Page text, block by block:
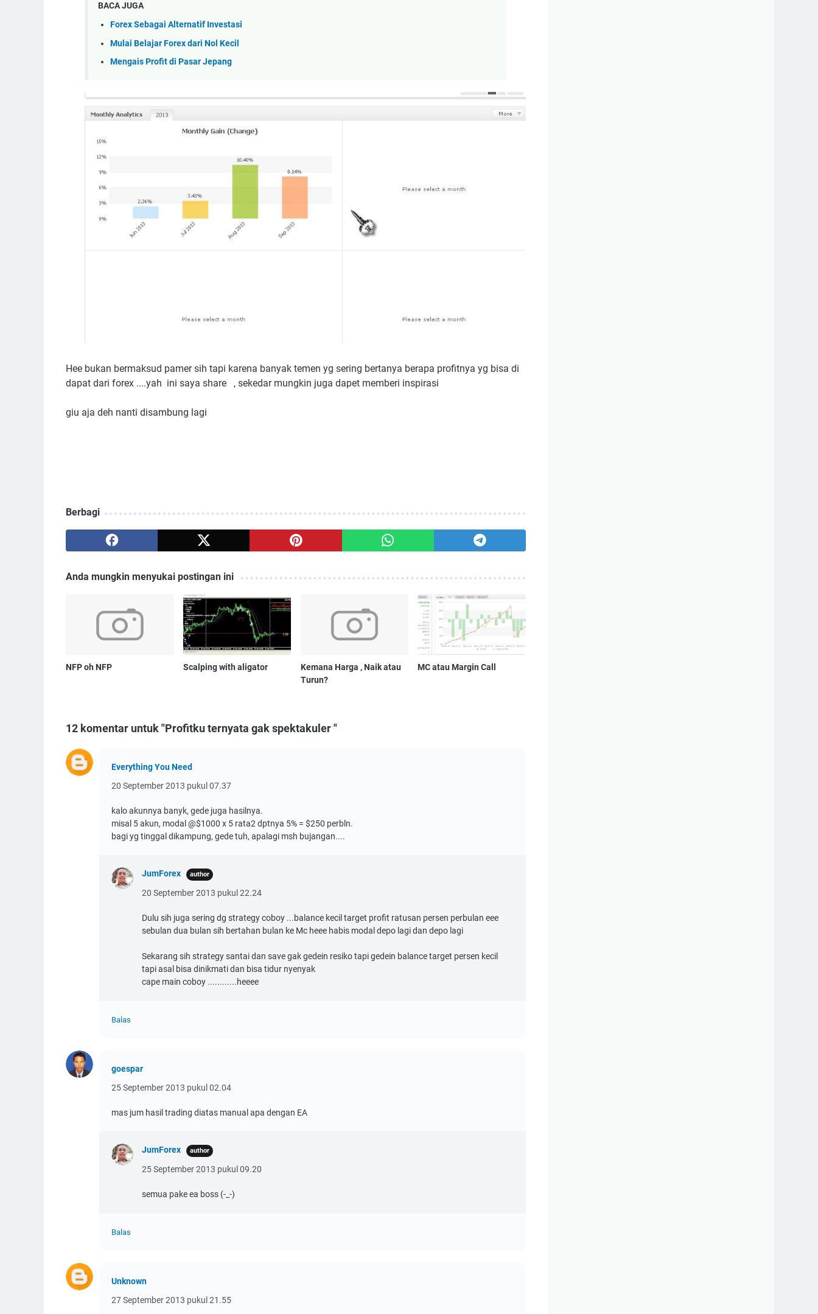
BACA JUGA
Forex Sebagai Alternatif Investasi
Mulai Belajar Forex dari Nol Kecil
Mengais Profit di Pasar Jepang
Hee bukan bermaksud pamer sih tapi karena banyak temen yg sering bertanya berapa profitnya yg bisa di
dapat dari forex ....yah ini saya share , sekedar mungkin juga dapet memberi inspirasi
giu aja deh nanti disambung lagi
Berbagi
Anda mungkin menyukai postingan ini
NFP oh NFP Scalping with aligator
Kemana Harga , Naik atau
Turun?
MC atau Margin Call
12 komentar untuk "Profitku ternyata gak spektakuler "
Everything You Need
20 September 2013 pukul 07.37
kalo akunnya banyk, gede juga hasilnya.
misal 5 akun, modal @$1000 x 5 rata2 dptnya 5% = $250 perbln.
bagi yg tinggal dikampung, gede tuh, apalagi msh bujangan....
JumForex
20 September 2013 pukul 22.24
Dulu sih juga sering dg strategy coboy ...balance kecil target profit ratusan persen perbulan eee
sebulan dua bulan sih bertahan bulan ke Mc heee habis modal depo lagi dan depo lagi
Sekarang sih strategy santai dan save gak gedein resiko tapi gedein balance target persen kecil
tapi asal bisa dinikmati dan bisa tidur nyenyak
cape main coboy ............heeee
Balas
goespar
25 September 2013 pukul 02.04
mas jum hasil trading diatas manual apa dengan EA
JumForex
25 September 2013 pukul 09.20
semua pake ea boss (-_-)
Balas
Unknown
27 September 2013 pukul 21.55